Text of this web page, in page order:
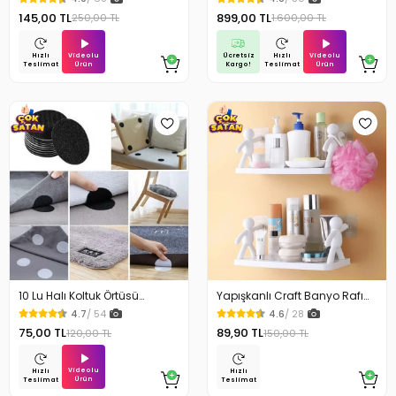
145,00 TL250,00 TL
Hızlı
Teslimat
Videolu
Ürün
899,00 TL1.600,00 TL
Ücretsiz
Kargo!
Hızlı
Teslimat
Videolu
Ürün
10 Lu Halı Koltuk Örtüsü
Kaydırmaz Cırtlı Pad
4.7/ 54
75,00 TL120,00 TL
Hızlı
Teslimat
Videolu
Ürün
Yapışkanlı Craft Banyo Rafı
Organizer 1 Adet
4.6/ 28
89,90 TL150,00 TL
Hızlı
Teslimat